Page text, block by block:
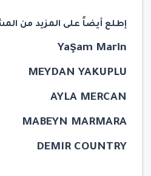
إطلع أيضاً على المزيد من
Yaşam Marin
MEYDAN YAKUPLU
AYLA MERCAN
MABEYN MARMARA
DEMIR COUNTRY